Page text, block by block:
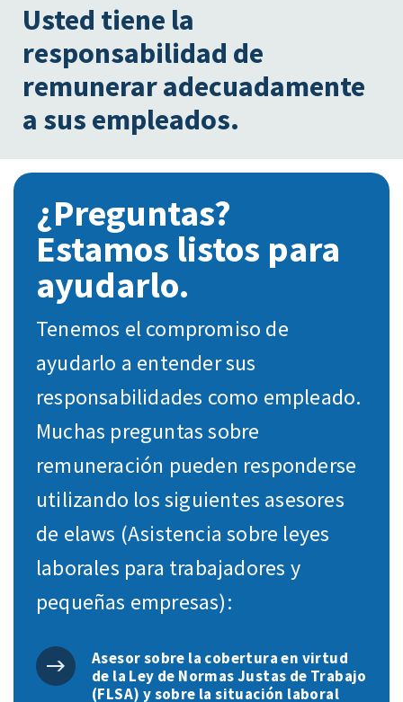
Usted tiene la
responsabilidad de
remunerar adecuadamente
a sus empleados.
¿Preguntas?
Estamos listos para
ayudarlo.
Tenemos el compromiso de
ayudarlo a entender sus
responsabilidades como empleado.
Muchas preguntas sobre
remuneración pueden responderse
utilizando los siguientes asesores
de elaws (Asistencia sobre leyes
laborales para trabajadores y
pequeñas empresas):
Asesor sobre la cobertura en virtud
de la Ley de Normas Justas de Trabajo
(FLSA) y sobre la situación laboral